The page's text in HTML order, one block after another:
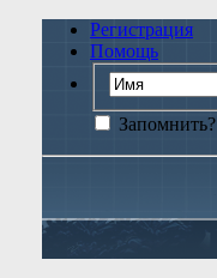
Регистрация
Помощь
Запомнить?